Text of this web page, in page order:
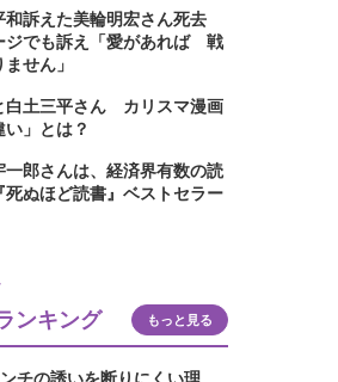
和訴えた美輪明宏さん死去
ジでも訴え「愛があれば 戦
せん」
白土三平さん カリスマ漫画
」とは？
一郎さんは、経済界有数の読
ぬほど読書』ベストセラー
ンキング もっと見る
ンチの誘いを断りにくい理